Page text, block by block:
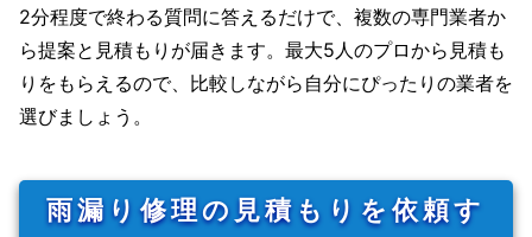
2分程度で終わる質問に答えるだけで、複数の専門業者か
ら提案と見積もりが届きます。最大5人のプロから見積も
りをもらえるので、比較しながら自分にぴったりの業者を
選びましょう。
雨漏り修理の見積もりを依頼す